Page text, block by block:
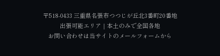
〒518-0433 三重県名張市つつじが丘北3番町20番地
出張可能エリア｜本土のみで全国各地
お問い合わせは当サイトの メールフォームから